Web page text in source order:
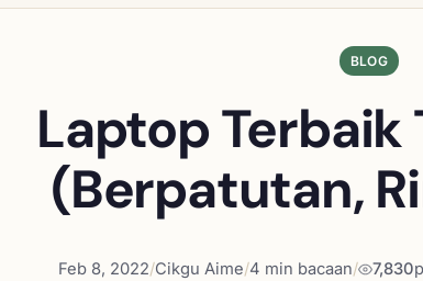
BLOG
Laptop Terbaik
(Berpatutan,
Feb 8, 2022/Cikgu Aime/4 min bacaan/ 7,830